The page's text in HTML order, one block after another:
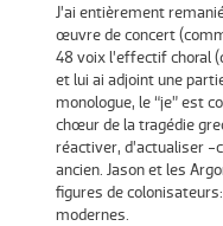
J’ai entièrement
œuvre de concert
48 voix l’effectif choral
et lui ai adjoint une
monologue, le “je” est
chœur de la tragédie
réactiver, d’actualiser
ancien. Jason et les
figures de
modernes.